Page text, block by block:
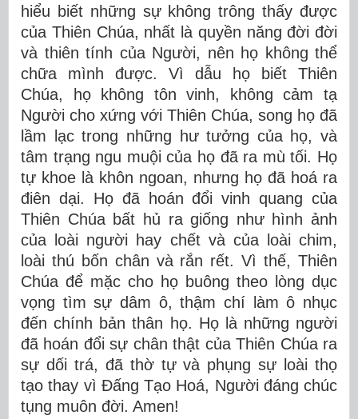
hiểu biết những sự không trông thấy được
của Thiên Chúa, nhất là quyền năng đời đời
và thiên tính của Người, nên họ không thể
chữa mình được. Vì dẫu họ biết Thiên
Chúa, họ không tôn vinh, không cảm tạ
Người cho xứng với Thiên Chúa, song họ đã
lầm lạc trong những hư tưởng của họ, và
tâm trạng ngu muội của họ đã ra mù tối. Họ
tự khoe là khôn ngoan, nhưng họ đã hoá ra
điên dại. Họ đã hoán đổi vinh quang của
Thiên Chúa bất hủ ra giống như hình ảnh
của loài người hay chết và của loài chim,
loài thú bốn chân và rắn rết. Vì thế, Thiên
Chúa để mặc cho họ buông theo lòng dục
vọng tìm sự dâm ô, thậm chí làm ô nhục
đến chính bản thân họ. Họ là những người
đã hoán đổi sự chân thật của Thiên Chúa ra
sự dối trá, đã thờ tự và phụng sự loài thọ
tạo thay vì Ðấng Tạo Hoá, Người đáng chúc
tụng muôn đời. Amen!